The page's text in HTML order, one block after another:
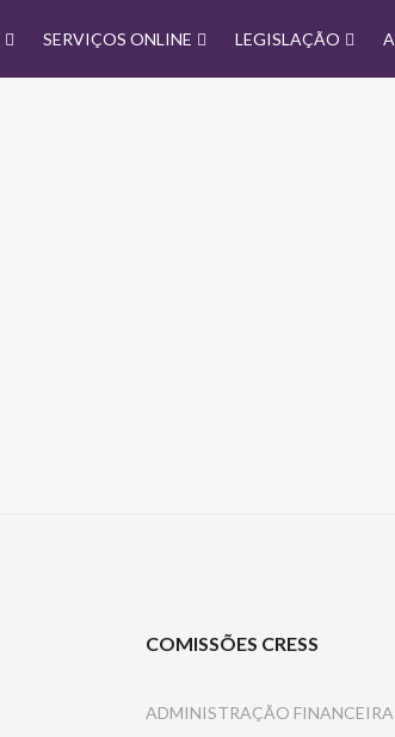
SERVIÇOS ONLINE LEGISLAÇÃO
COMISSÕES CRESS
ADMINISTRAÇÃO FINANCEIRA